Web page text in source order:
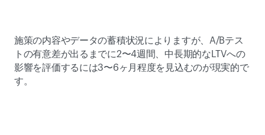
施策の内容やデータの蓄積状況によりますが、A/Bテス
トの有意差が出るまでに2〜4週間、中長期的なLTVへの
影響を評価するには3〜6ヶ月程度を見込むのが現実的で
す。